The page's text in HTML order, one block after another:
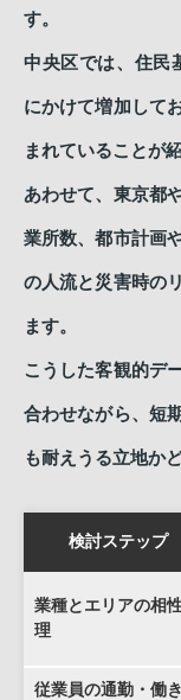
す。
中央区では、住民
にかけて増加して
まれていることが
あわせて、東京都
業所数、都市計画
の人流と災害時の
ます。
こうした客観的デ
合わせながら、短
も耐えうる立地か
検討ステップ
業種とエリアの相
理
従業員の通勤・働